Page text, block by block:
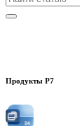
Продукты Р7